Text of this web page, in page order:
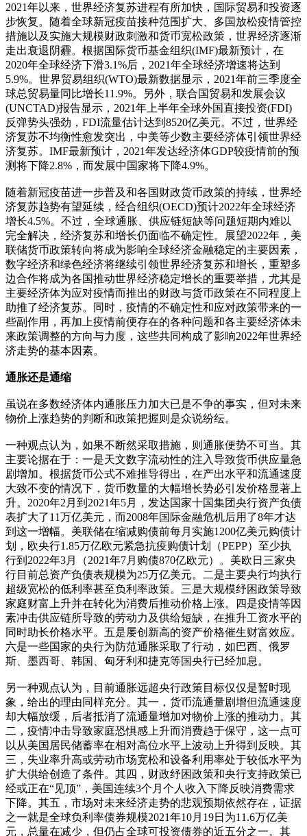
2021年以来，世界经济复苏进程有所加快，国际贸易和投资逐
步恢复。随着全球新冠疫苗接种范围扩大、多国放松疫情管控
措施以及实施大规模财政刺激和货币宽松政策，世界经济逐渐
走出衰退阴霾。根据国际货币基金组织(IMF)最新预计，在
2020年全球经济下滑3.1%后，2021年全球经济增速将达到
5.9%。世界贸易组织(WTO)最新数据显示，2021年前三季度全
球总贸易量同比增长11.9%。另外，联合国贸易和发展会议
(UNCTAD)报告显示，2021年上半年全球外国直接投资(FDI)
反弹势头强劲，FDI流量估计达到8520亿美元。不过，世界经
济复苏不均衡性愈发突出，中美等少数主要经济体引领世界经
济复苏。IMF最新预计，2021年发达经济体GDP较疫情前的预
测将下降2.8%，而发展中国家将下降4.9%。
随着新冠疫苗进一步普及和各国财政货币政策的持续，世界经
济复苏趋势有望延续，经合组织(OECD)预计2022年全球经济
增长4.5%。不过，全球通胀、供应链短缺等问题短期内难以
完全解决，经济复苏和增长仍面临不确定性。展望2022年，美
联储货币政策转向将成为影响全球经济金融稳定的主要因素，
数字经济和绿色经济将继续引领世界经济复苏和增长，重塑多
边合作将成为各国推动世界经济稳定增长的重要举措，尤其是
主要经济体为应对疫情而推出的财政与货币政策在不同程度上
助推了经济复苏。同时，疫情的不确定性和应对政策带来的一
些副作用，再加上疫情前便存在的各种问题和各主要经济体未
来政策调整的方向与力度，这些共同构成了影响2022年世界经
济走势的基本因素。
通胀还是通缩
虽说在多数经济体内通胀压力加大已是不争的事实，但对未来
物价上涨趋势的判断和政策把握则是众说纷纭。
一种观点认为，如果不断然采取措施，则通胀便势不可当。其
主要论据在于：一是天文数字流动性的注入导致货币供应量急
剧增加。根据货币公式不难推导得出，在产出水平和流通速度
大致不变的情况下，货币数量的大幅增长势必引发价格显著上
升。2020年2月到2021年5月，发达国家十国集团央行资产负债
表扩大了11万亿美元，而2008年国际金融危机后用了8年才达
到这一增幅。美联储在缩减购债前每月实施1200亿美元购债计
划，欧央行1.85万亿欧元紧急抗疫购债计划（PEPP）至少执
行到2022年3月（2021年7月购债870亿欧元）。美欧日三家央
行目前总资产负债表规模为25万亿美元。二是主要央行均执行
超级宽松的低利率甚至负利率政策。三是大规模纾困政策导致
家庭财富上升并在转化为消费后推动价格上涨。四是疫情等因
素冲击供应链所导致的劳动力及供给短缺，在推升工资水平的
同时助长价格水平。五是屡创新高的资产价格催生财富效应。
六是一些国家的央行为防范通胀采取了行动，如巴西、俄罗
斯、墨西哥、韩国、匈牙利和捷克等国央行已经加息。
另一种观点认为，目前通胀远超央行政策目标仅仅是暂时现
象，给出的理由同样充分。其一，货币流通量剧增但流通速度
却大幅放缓，后者抵消了流通量增加对物价上涨的推动力。其
二，疫情冲击导致家庭恐惧感上升而消费趋于保守，这一点可
以从美国居民储蓄率在相对高位水平上波动上升得到反映。其
三，失业率升高或劳动市场宽松和设备利用率处于较低水平为
扩大供给创造了条件。其四，财政纾困政策和央行支持政策已
经或正在“见顶”，美国连续3个月个人收入下降反映消费需求
下降。其五，市场对未来经济走势的悲观预期依然存在，证据
之一就是全球负利率债券规模2021年10月19日为11.6万亿美
元，总量在减少，但仍占全球可投资债券的近五分之一。其